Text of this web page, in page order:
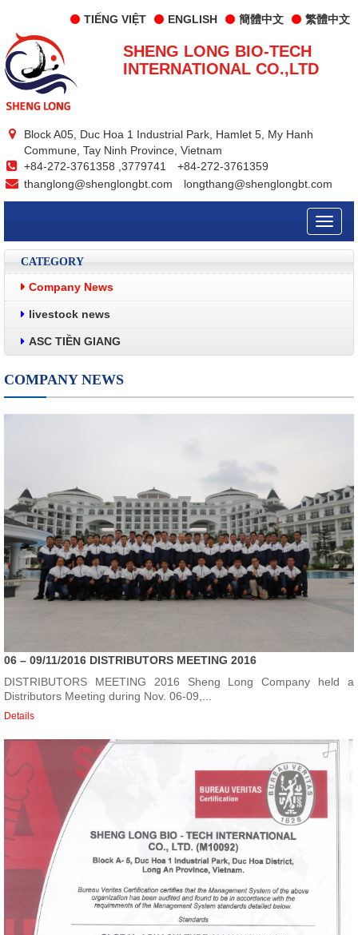
TIẾNG VIỆT ENGLISH 簡體中文 繁體中文
SHENG LONG BIO-TECH
INTERNATIONAL CO.,LTD
Block A05, Duc Hoa 1 Industrial Park, Hamlet 5, My Hanh
Commune, Tay Ninh Province, Vietnam
+84-272-3761358 ,3779741
+84-272-3761359
thanglong@shenglongbt.com
longthang@shenglongbt.com
Toggle
CATEGORY
Company News
livestock news
ASC TIỀN GIANG
COMPANY NEWS
06 – 09/11/2016 DISTRIBUTORS MEETING 2016
DISTRIBUTORS MEETING 2016 Sheng Long Company held a
Distributors Meeting during Nov. 06-09,...
Details